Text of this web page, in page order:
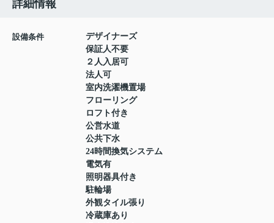
詳細情報
設備条件
デザイナーズ
保証人不要
２人入居可
法人可
室内洗濯機置場
フローリング
ロフト付き
公営水道
公共下水
24時間換気システム
電気有
照明器具付き
駐輪場
外観タイル張り
冷蔵庫あり